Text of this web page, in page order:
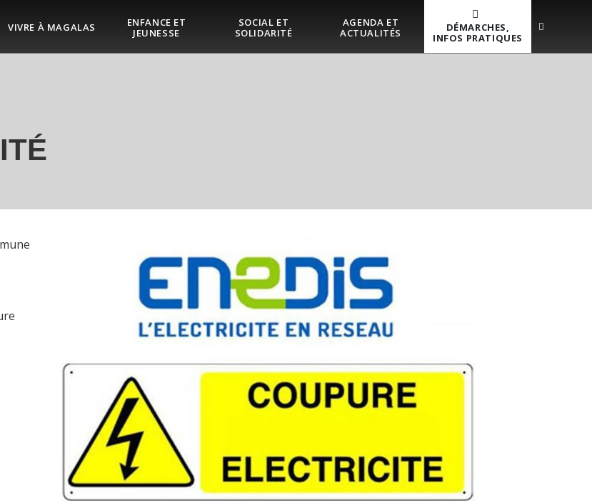
VIVRE À MAGALAS
ENFANCE ET
JEUNESSE
SOCIAL ET
SOLIDARITÉ
AGENDA ET
ACTUALITÉS
DÉMARCHES,
INFOS PRATIQUES